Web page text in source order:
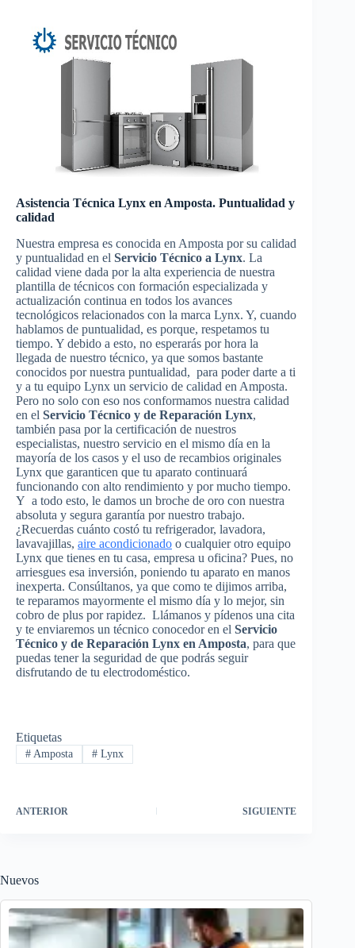
Asistencia Técnica Lynx en Amposta. Puntualidad y
calidad
Nuestra empresa es conocida en Amposta por su calidad
y puntualidad en el Servicio Técnico a Lynx. La
calidad viene dada por la alta experiencia de nuestra
plantilla de técnicos con formación especializada y
actualización continua en todos los avances
tecnológicos relacionados con la marca Lynx. Y, cuando
hablamos de puntualidad, es porque, respetamos tu
tiempo. Y debido a esto, no esperarás por hora la
llegada de nuestro técnico, ya que somos bastante
conocidos por nuestra puntualidad, para poder darte a ti
y a tu equipo Lynx un servicio de calidad en Amposta.
Pero no solo con eso nos conformamos nuestra calidad
en el Servicio Técnico y de Reparación Lynx,
también pasa por la certificación de nuestros
especialistas, nuestro servicio en el mismo día en la
mayoría de los casos y el uso de recambios originales
Lynx que garanticen que tu aparato continuará
funcionando con alto rendimiento y por mucho tiempo.
Y a todo esto, le damos un broche de oro con nuestra
absoluta y segura garantía por nuestro trabajo.
¿Recuerdas cuánto costó tu refrigerador, lavadora,
lavavajillas, aire acondicionado o cualquier otro equipo
Lynx que tienes en tu casa, empresa u oficina? Pues, no
arriesgues esa inversión, poniendo tu aparato en manos
inexperta. Consúltanos, ya que como te dijimos arriba,
te reparamos mayormente el mismo día y lo mejor, sin
cobro de plus por rapidez. Llámanos y pídenos una cita
y te enviaremos un técnico conocedor en el Servicio
Técnico y de Reparación Lynx en Amposta, para que
puedas tener la seguridad de que podrás seguir
disfrutando de tu electrodoméstico.
Etiquetas
#Amposta #Lynx
ANTERIOR SIGUIENTE
Nuevos